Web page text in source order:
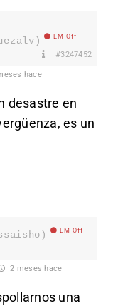
EM Off
#3247452
hace
desastre en
es un
EM Off
2 meses hace
una